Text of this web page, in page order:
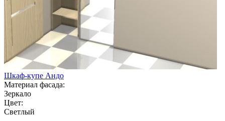
Шкаф-купе Андо
Материал фасада:
Зеркало
Цвет:
Светлый